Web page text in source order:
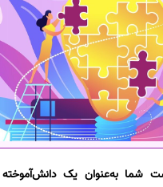
شما به‌عنوان یک